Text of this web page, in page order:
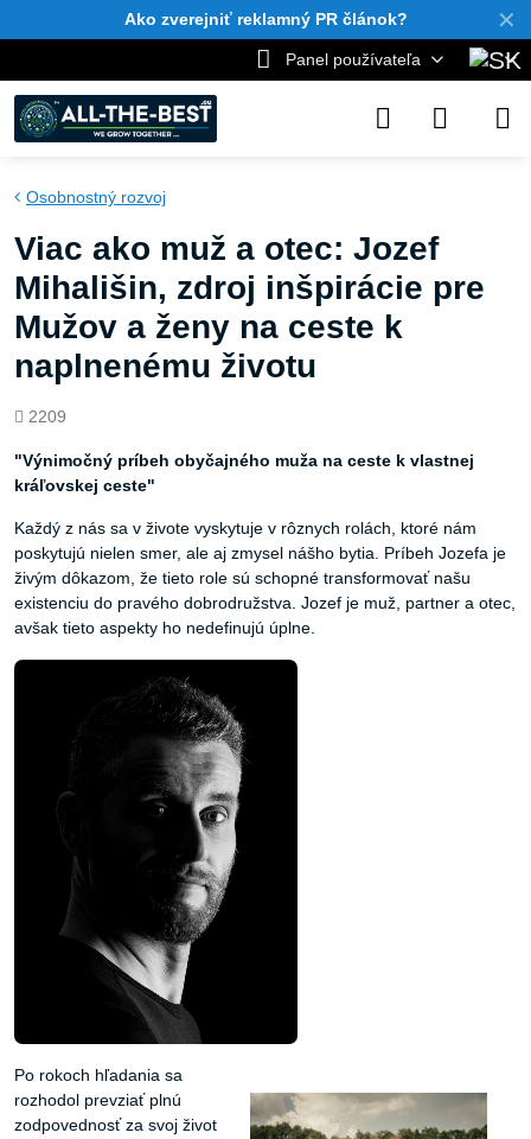
✕
Ako zverejniť reklamný PR článok?
Panel používateľa
Osobnostný rozvoj
Viac ako muž a otec: Jozef
Mihališin, zdroj inšpirácie pre
Mužov a ženy na ceste k
naplnenému životu
Počet
2209
"Výnimočný príbeh obyčajného muža na ceste k vlastnej
kráľovskej ceste"
Každý z nás sa v živote vyskytuje v rôznych rolách, ktoré nám
poskytujú nielen smer, ale aj zmysel nášho bytia. Príbeh Jozefa je
živým dôkazom, že tieto role sú schopné transformovať našu
existenciu do pravého dobrodružstva. Jozef je muž, partner a otec,
avšak tieto aspekty ho nedefinujú úplne.
Po rokoch hľadania sa
rozhodol prevziať plnú
zodpovednosť za svoj život